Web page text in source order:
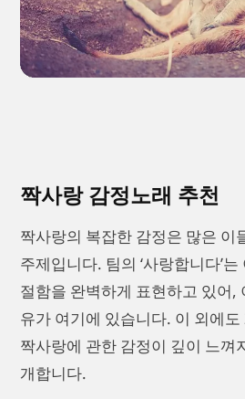
짝사랑 감정노래 추천
짝사랑의 복잡한 감정은 많은 이
주제입니다. 팀의 ‘사랑합니다’
절함을 완벽하게 표현하고 있어,
유가 여기에 있습니다. 이 외에
짝사랑에 관한 감정이 깊이 느껴
개합니다.